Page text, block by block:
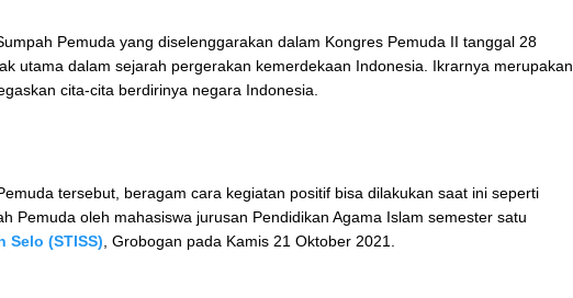
Pemuda yang diselenggarakan dalam Kongres Pemuda II tanggal 28
utama dalam sejarah pergerakan kemerdekaan Indonesia. Ikrarnya merupakan
cita-cita berdirinya negara Indonesia.
tersebut, beragam cara kegiatan positif bisa dilakukan saat ini seperti
Pemuda oleh mahasiswa jurusan Pendidikan Agama Islam semester satu
Selo (STISS) , Grobogan pada Kamis 21 Oktober 2021.